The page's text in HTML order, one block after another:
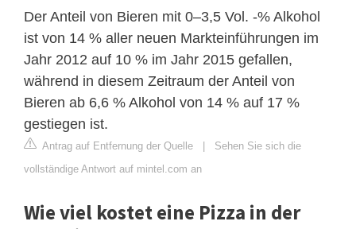
Der Anteil von Bieren mit 0–3,5 Vol. -% Alkohol
ist von 14 % aller neuen Markteinführungen im
Jahr 2012 auf 10 % im Jahr 2015 gefallen,
während in diesem Zeitraum der Anteil von
Bieren ab 6,6 % Alkohol von 14 % auf 17 %
gestiegen ist.
Antrag auf Entfernung der Quelle | Sehen Sie sich die
vollständige Antwort auf mintel.com an
Wie viel kostet eine Pizza in der